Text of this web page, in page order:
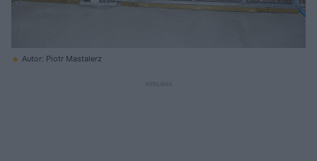
Autor: Piotr Mastalerz